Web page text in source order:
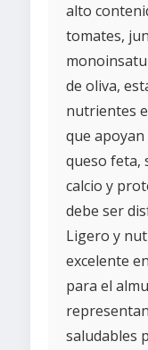
alto
tomates,
de oliva,
nutrientes
que apoyan
queso feta,
calcio y
debe ser
Ligero y
excelente
para el
saludables